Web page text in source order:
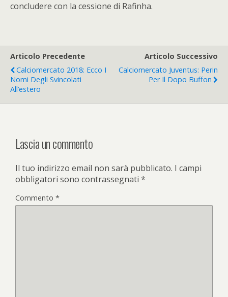
concludere con la cessione di Rafinha.
Articolo Precedente
Calciomercato 2018: Ecco I
Nomi Degli Svincolati
All’estero
Articolo Successivo
Calciomercato Juventus: Perin
Per Il Dopo Buffon
Lascia un commento
Il tuo indirizzo email non sarà pubblicato. I campi
obbligatori sono contrassegnati *
Commento *